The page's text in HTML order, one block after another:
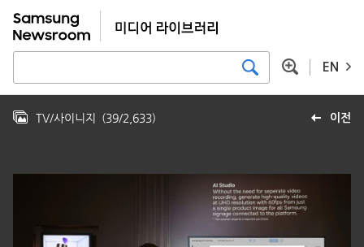
EN
이전
TV/사이니지 (39/2,633)